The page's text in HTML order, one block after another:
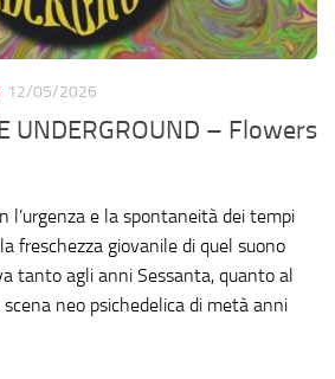
12/05/2026
UNDERGROUND – Flowers
l’urgenza e la spontaneità dei tempi
freschezza giovanile di quel suono
tanto agli anni Sessanta, quanto al
neo psichedelica di metà anni